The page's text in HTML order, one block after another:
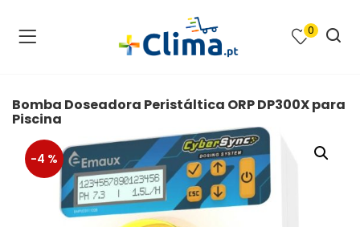
renováveis )
0
Bomba Doseadora Peristáltica ORP DP300X para
Piscina
-4 %